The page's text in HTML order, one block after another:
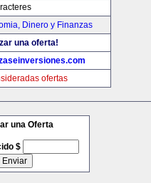
Dinero y Finanzas
una oferta!
ofertas
una Oferta
$